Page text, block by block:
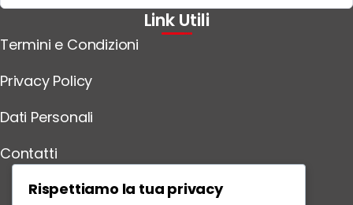
Link Utili
Termini e Condizioni
Privacy Policy
Dati Personali
Contatti
Scarica l'App
Rispettiamo la tua privacy